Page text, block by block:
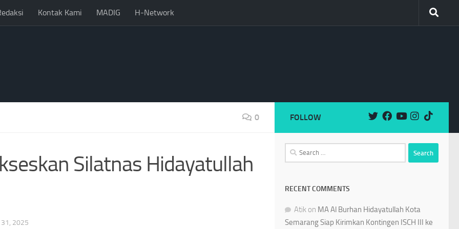
Kontak Kami MADIG H-Network
0
Silatnas Hidayatullah
31, 2025
FOLLOW
Search
for:
RECENT COMMENTS
Atik on MA Al Burhan Hidayatullah Kota
Semarang Siap Kirimkan Kontingen ISCH III ke